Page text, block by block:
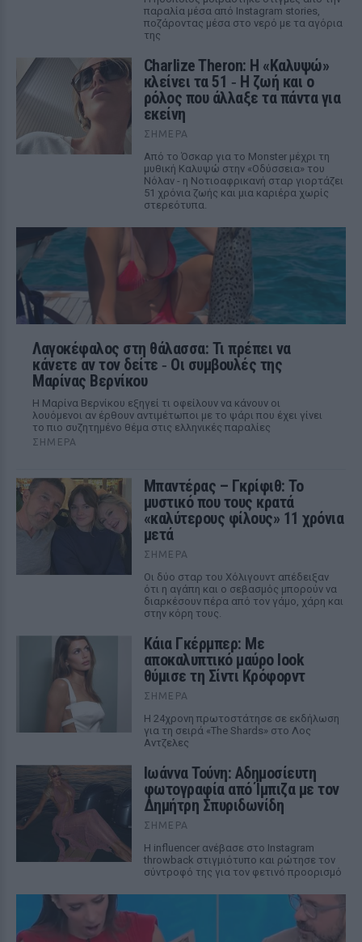
παραλία μέσα από Instagram stories,
ποζάροντας μέσα στο νερό με τα αγόρια
της
Charlize Theron: Η «Καλυψώ»
κλείνει τα 51 ‑ H ζωή και ο
ρόλος που άλλαξε τα πάντα για
εκείνη
ΣΉΜΕΡΑ
Από το Όσκαρ για το Monster μέχρι τη
μυθική Καλυψώ στην «Οδύσσεια» του
Νόλαν - η Νοτιοαφρικανή σταρ γιορτάζει
51 χρόνια ζωής και μια καριέρα χωρίς
στερεότυπα.
Λαγοκέφαλος στη θάλασσα: Τι πρέπει να
κάνετε αν τον δείτε ‑ Οι συμβουλές της
Μαρίνας Βερνίκου
Η Μαρίνα Βερνίκου εξηγεί τι οφείλουν να κάνουν οι
λουόμενοι αν έρθουν αντιμέτωποι με το ψάρι που έχει γίνει
το πιο συζητημένο θέμα στις ελληνικές παραλίες
ΣΉΜΕΡΑ
Μπαντέρας – Γκρίφιθ: Το
μυστικό που τους κρατά
«καλύτερους φίλους» 11 χρόνια
μετά
ΣΉΜΕΡΑ
Οι δύο σταρ του Χόλιγουντ απέδειξαν
ότι η αγάπη και ο σεβασμός μπορούν να
διαρκέσουν πέρα από τον γάμο, χάρη και
στην κόρη τους.
Κάια Γκέρμπερ: Με
αποκαλυπτικό μαύρο look
θύμισε τη Σίντι Κρόφορντ
ΣΉΜΕΡΑ
Η 24χρονη πρωτοστάτησε σε εκδήλωση
για τη σειρά «The Shards» στο Λος
Αντζελες
Ιωάννα Τούνη: Αδημοσίευτη
φωτογραφία από Ίμπιζα με τον
Δημήτρη Σπυριδωνίδη
ΣΉΜΕΡΑ
Η influencer ανέβασε στο Instagram
throwback στιγμιότυπο και ρώτησε τον
σύντροφό της για τον φετινό προορισμό